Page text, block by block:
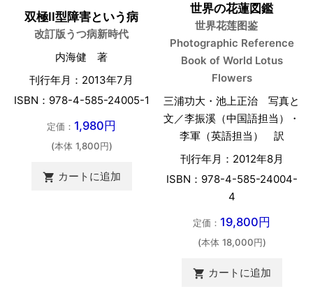
双極II型障害という病
改訂版うつ病新時代
内海健 著
刊行年月：2013年7月
ISBN：978-4-585-24005-1
定価： 1,980円
(本体 1,800円)
 カートに追加
世界の花蓮図鑑
世界花莲图鉴
Photographic Reference
Book of World Lotus
Flowers
三浦功大・池上正治 写真と
文／李振溪（中国語担当）・
李軍（英語担当） 訳
刊行年月：2012年8月
ISBN：978-4-585-24004-
4
定価： 19,800円
(本体 18,000円)
 カートに追加